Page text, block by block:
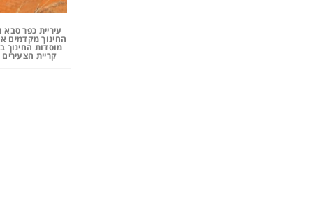
עיריית כפר
החינוך מקדמים
מוסדות החינוך
קריית